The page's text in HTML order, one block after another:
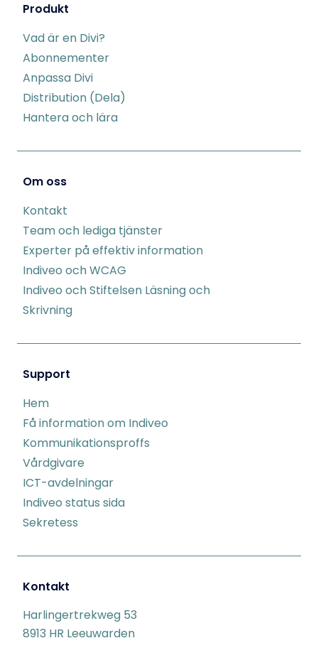
Produkt
Vad är en Divi?
Abonnementer
Anpassa Divi
Distribution (Dela)
Hantera och lära
Om oss
Kontakt
Team och lediga tjänster
Experter på effektiv information
Indiveo och WCAG
Indiveo och Stiftelsen Läsning och
Skrivning
Support
Hem
Få information om Indiveo
Kommunikationsproffs
Vårdgivare
ICT-avdelningar
Indiveo status sida
Sekretess
Kontakt
Harlingertrekweg 53
8913 HR Leeuwarden